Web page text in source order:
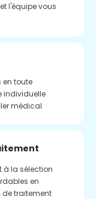
l'équipe vous
toute
individuelle
médical
à la sélection
en
traitement